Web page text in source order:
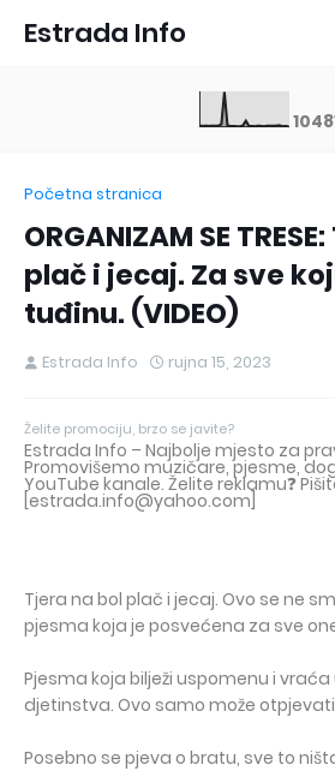
Estrada Info
1048
Početna stranica
ORGANIZAM SE
plač i jecaj. Za sve
tuđinu. (VIDEO)
Estrada Info rujna 15, 2023
Želite promociju, brzo se javite?
Estrada Info – Najbolje mjesto za
Promovišemo muzičare, pjesme,
YouTube kanale. Želite reklamu❓
[estrada.info@yahoo.com]
Tjera na bol plač i jecaj. Ovo se ne
pjesma koja je posvećena za sve
Pjesma koja bilježi uspomenu i
djetinstva. Ovo samo može otpjevati
Posebno se pjeva o bratu, sve to